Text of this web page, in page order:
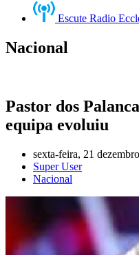
Escute Radio
Nacional
Pastor dos
equipa evoluiu
sexta-feira, 21
Super User
Nacional